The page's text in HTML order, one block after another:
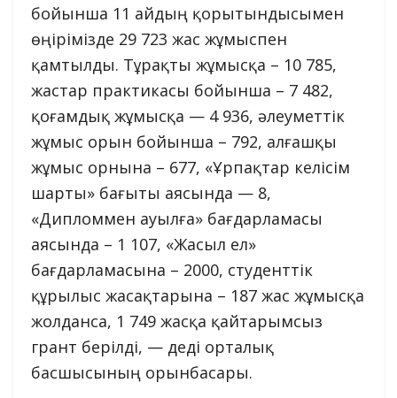
бойынша 11 айдың қорытындысымен
өңірімізде 29 723 жас жұмыспен
қамтылды. Тұрақты жұмысқа – 10 785,
жастар практикасы бойынша – 7 482,
қоғамдық жұмысқа — 4 936, әлеуметтік
жұмыс орын бойынша – 792, алғашқы
жұмыс орнына – 677, «Ұрпақтар келісім
шарты» бағыты аясында — 8,
«Дипломмен ауылға» бағдарламасы
аясында – 1 107, «Жасыл ел»
бағдарламасына – 2000, студенттік
құрылыс жасақтарына – 187 жас жұмысқа
жолданса, 1 749 жасқа қайтарымсыз
грант берілді, — деді орталық
басшысының орынбасары.